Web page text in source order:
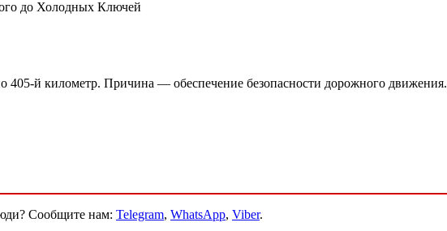
405-й километр. Причина — обеспечение безопасности дорожного движения.
Сообщите нам: Telegram, WhatsApp, Viber.